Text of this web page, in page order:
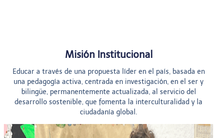
Misión Institucional
Educar a través de una propuesta líder en el país, basada en
una pedagogía activa, centrada en investigación, en el ser y
bilingüe, permanentemente actualizada, al servicio del
desarrollo sostenible, que fomenta la interculturalidad y la
ciudadanía global.